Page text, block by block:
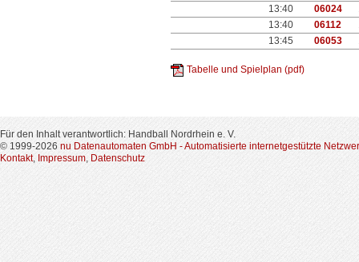
13:40
06024
13:40
06112
13:45
06053
Tabelle und Spielplan (pdf)
Für den Inhalt verantwortlich: Handball Nordrhein e. V.
© 1999-2026 nu Datenautomaten GmbH - Automatisierte internetgestützte
Kontakt, Impressum, Datenschutz